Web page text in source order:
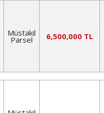
Müstakil
Parsel 6,500,000 TL